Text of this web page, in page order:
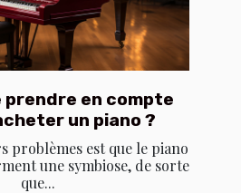
prendre en compte
un piano ?
problèmes est que le piano
une symbiose, de sorte
que...